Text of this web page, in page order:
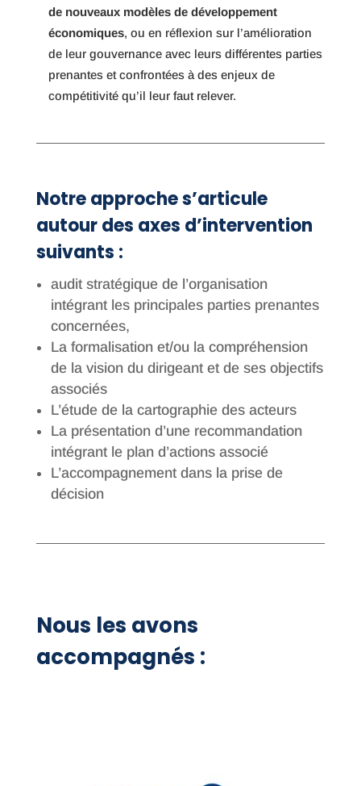
de nouveaux modèles de développement
économiques, ou en réflexion sur l’amélioration
de leur gouvernance avec leurs différentes parties
prenantes et confrontées à des enjeux de
compétitivité qu’il leur faut relever.
Notre approche s’articule
autour des axes d’intervention
suivants :
audit stratégique de l’organisation
intégrant les principales parties prenantes
concernées,
La formalisation et/ou la compréhension
de la vision du dirigeant et de ses objectifs
associés
L’étude de la cartographie des acteurs
La présentation d’une recommandation
intégrant le plan d’actions associé
L’accompagnement dans la prise de
décision
Nous les avons
accompagnés :